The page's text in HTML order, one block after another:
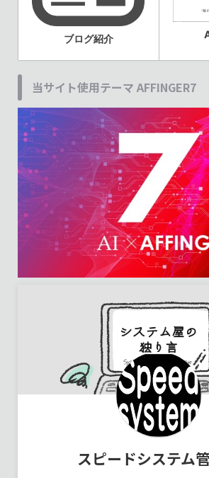
ブログ紹介
当サイト使用テーマ AFFINGER7
スピードシステム